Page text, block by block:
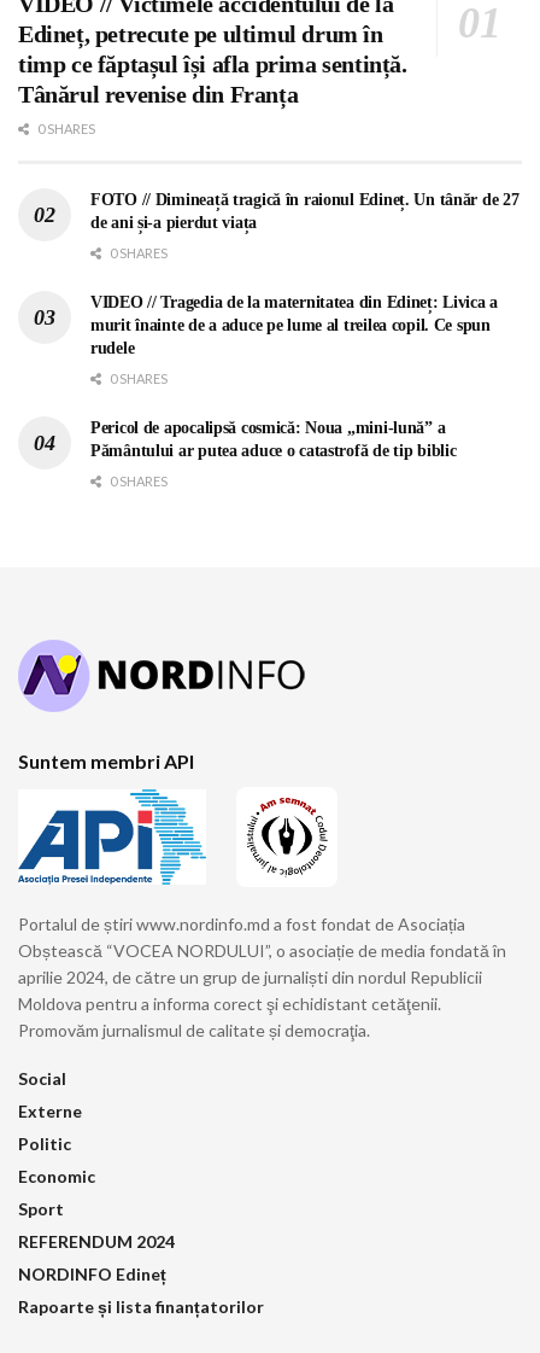
Edineț, petrecute pe ultimul drum în
timp ce făptașul își afla prima sentință.
Tânărul revenise din Franța
0 SHARES
FOTO // Dimineață tragică în raionul Edineț. Un tânăr de 27
de ani și-a pierdut viața
0 SHARES
VIDEO // Tragedia de la maternitatea din Edineț: Livica a
murit înainte de a aduce pe lume al treilea copil. Ce spun
rudele
0 SHARES
Pericol de apocalipsă cosmică: Noua „mini-lună” a
Pământului ar putea aduce o catastrofă de tip biblic
0 SHARES
Suntem membri API
Portalul de știri www.nordinfo.md a fost fondat de Asociația
Obștească “VOCEA NORDULUI”, o asociație de media fondată în
aprilie 2024, de către un grup de jurnaliști din nordul Republicii
Moldova pentru a informa corect şi echidistant cetăţenii.
Promovăm jurnalismul de calitate și democraţia.
Social
Externe
Politic
Economic
Sport
REFERENDUM 2024
NORDINFO Edineț
Rapoarte și lista finanțatorilor